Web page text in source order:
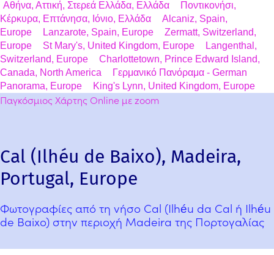
Αθήνα, Αττική, Στερεά Ελλάδα, Ελλάδα
Ποντικονήσι,
Κέρκυρα, Επτάνησα, Ιόνιο, Ελλάδα
Alcaniz, Spain,
Europe
Lanzarote, Spain, Europe
Zermatt, Switzerland,
Europe
St Mary's, United Kingdom, Europe
Langenthal,
Switzerland, Europe
Charlottetown, Prince Edward Island,
Canada, North America
Γερμανικό Πανόραμα - German
Panorama, Europe
King's Lynn, United Kingdom, Europe
Παγκόσμιος Χάρτης Online με zoom
Cal (Ilhéu de Baixo), Madeira,
Portugal, Europe
Φωτογραφίες από τη νήσο Cal (Ilhéu da Cal ή Ilhéu
de Baixo) στην περιοχή Madeira της Πορτογαλίας